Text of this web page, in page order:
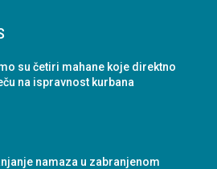
su četiri mahane koje direktno
na ispravnost kurbana
namaza u zabranjenom